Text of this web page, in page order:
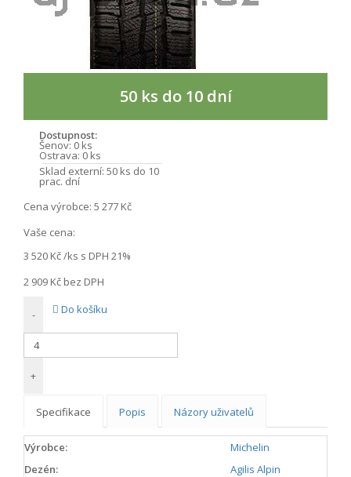
50 ks do 10 dní
Dostupnost:
Šenov: 0 ks
Ostrava: 0 ks
Sklad externí: 50 ks do 10
prac. dní
Cena výrobce: 5 277 Kč
Vaše cena:
3 520 Kč/ks s DPH 21%
2 909 Kč bez DPH
-
+
Do košíku
Specifikace Popis Názory uživatelů
Výrobce:
Michelin
Dezén:
Agilis Alpin